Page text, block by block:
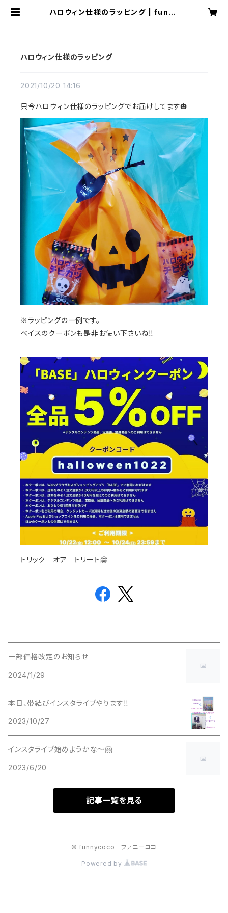
ハロウィン仕様のラッピング | funny
ハロウィン仕様のラッピング
2021/10/20 14:16
只今ハロウィン仕様のラッピングでお届けしてます🎃
※ラッピングの一例です。
ベイスのクーポンも是非お使い下さいね‼️
トリック オア トリート🤗
一部価格改定のお知らせ
2024/1/29
本日、帯結びインスタライブやります‼️
2023/10/27
インスタライブ始めようかな～🤗
2023/6/20
記事一覧を見る
© funnycoco ファニーココ
Powered by